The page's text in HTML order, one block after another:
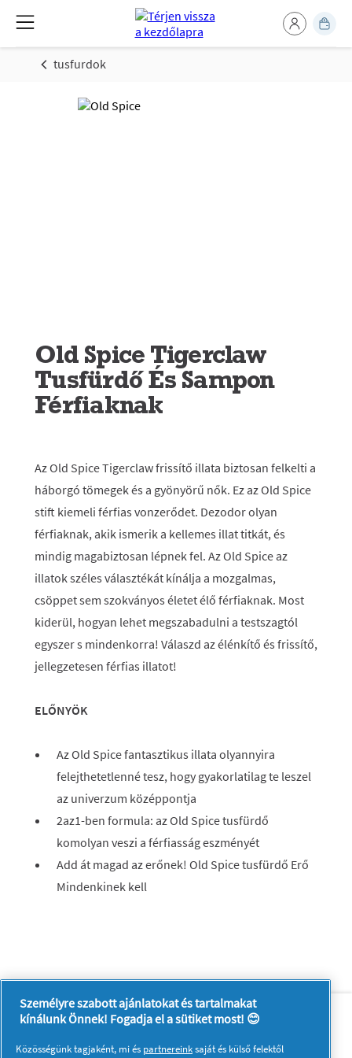
tusfurdok
Old Spice Tigerclaw
Tusfürdő És Sampon
Férfiaknak
Az Old Spice Tigerclaw frissítő illata biztosan felkelti a
háborgó tömegek és a gyönyörű nők. Ez az Old Spice
stift kiemeli férfias vonzerődet. Dezodor olyan
férfiaknak, akik ismerik a kellemes illat titkát, és
mindig magabiztosan lépnek fel. Az Old Spice az
illatok széles választékát kínálja a mozgalmas,
csöppet sem szokványos életet élő férfiaknak. Most
kiderül, hogyan lehet megszabadulni a testszagtól
egyszer s mindenkorra! Válaszd az élénkítő és frissítő,
jellegzetesen férfias illatot!
ELŐNYÖK
Az Old Spice fantasztikus illata olyannyira
felejthetetlenné tesz, hogy gyakorlatilag te leszel
az univerzum középpontja
2az1-ben formula: az Old Spice tusfürdő
komolyan veszi a férfiasság eszményét
Add át magad az erőnek! Old Spice tusfürdő Erő
Mindenkinek kell
Rólunk
Kapcsolatfelvétel
A pg.com felkeresése
Személyre szabott ajánlatokat és tartalmakat
kínálunk Önnek! Fogadja el a sütiket most! 😊
Közösségünk tagjaként, mi és partnereinksaját és külső felektől